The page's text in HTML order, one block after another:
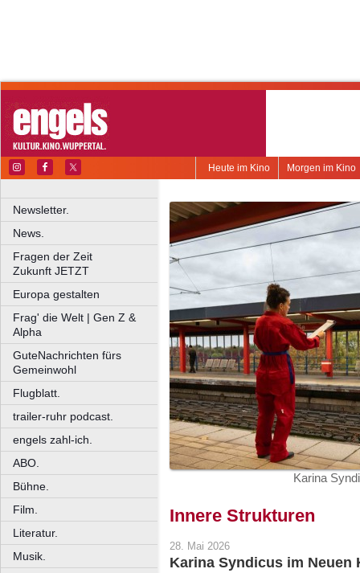
Morgen im Kino
Heute im Kino
Newsletter.
News.
Fragen der Zeit
Zukunft JETZT
Europa gestalten
Frag' die Welt | Gen Z &
Alpha
GuteNachrichten fürs
Gemeinwohl
Flugblatt.
trailer-ruhr podcast.
engels zahl-ich.
ABO.
Bühne.
Film.
Literatur.
Musik.
Karina
Innere Strukturen
28. Mai 2026
Karina Syndicus im Neuen